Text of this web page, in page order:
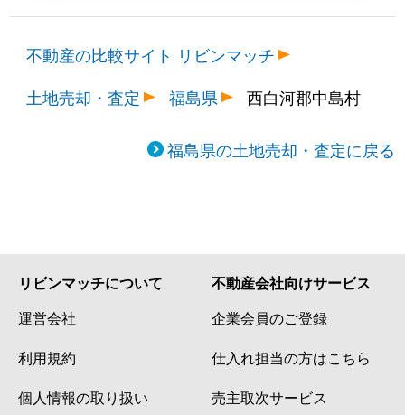
不動産の比較サイト リビンマッチ
土地売却・査定
福島県 西白河郡中島村
福島県の土地売却・査定に戻る
リビンマッチについて
運営会社
利用規約
個人情報の取り扱い
不動産会社向けサービス
企業会員のご登録
仕入れ担当の方はこちら
売主取次サービス